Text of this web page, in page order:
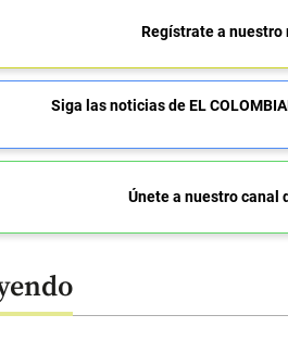
Regístrate a nuestro
Siga las noticias de EL
Únete a nuestro canal